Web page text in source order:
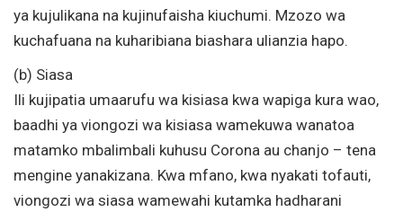
ya kujulikana na kujinufaisha kiuchumi. Mzozo wa
kuchafuana na kuharibiana biashara ulianzia hapo.
(b) Siasa
Ili kujipatia umaarufu wa kisiasa kwa wapiga kura wao,
baadhi ya viongozi wa kisiasa wamekuwa wanatoa
matamko mbalimbali kuhusu Corona au chanjo – tena
mengine yanakizana. Kwa mfano, kwa nyakati tofauti,
viongozi wa siasa wamewahi kutamka hadharani